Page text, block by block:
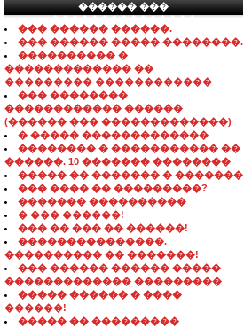
������ ���
���������������
��� ������ ������.
��� ������ ����� ��������.
���������� �
������������� ��
��������� ������������
��� ��������
������������ ������
(������ ��� �������������)
� ����� �������������
�������� � ����������� ��
������. 10 ������� ��������
����� �� ������� � �������
��� ���� �� ���������?
������� ����������
� ��� ������!
��� �� ��� �� ������!
���������������.
���������� �� �������!
��� ������ ������ �����
������������� ���������
����� ������ � ����
������!
����� �� ���������